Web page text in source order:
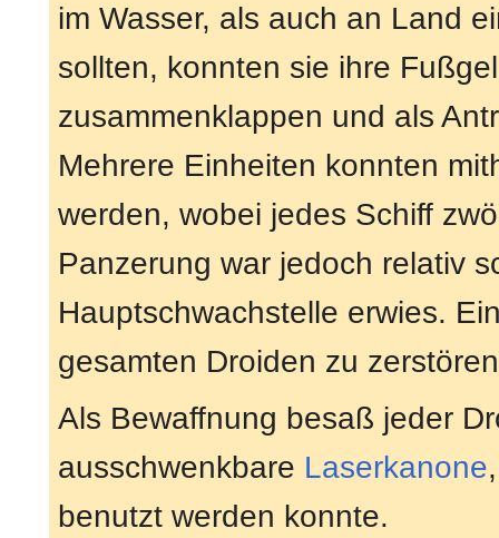
im Wasser, als auch an Land
sollten, konnten sie ihre
zusammenklappen und als
Mehrere Einheiten konnten
werden, wobei jedes Schiff
Panzerung war jedoch relativ
Hauptschwachstelle erwies.
gesamten Droiden zu
Als Bewaffnung besaß jeder
ausschwenkbare Laserkanone
benutzt werden konnte.